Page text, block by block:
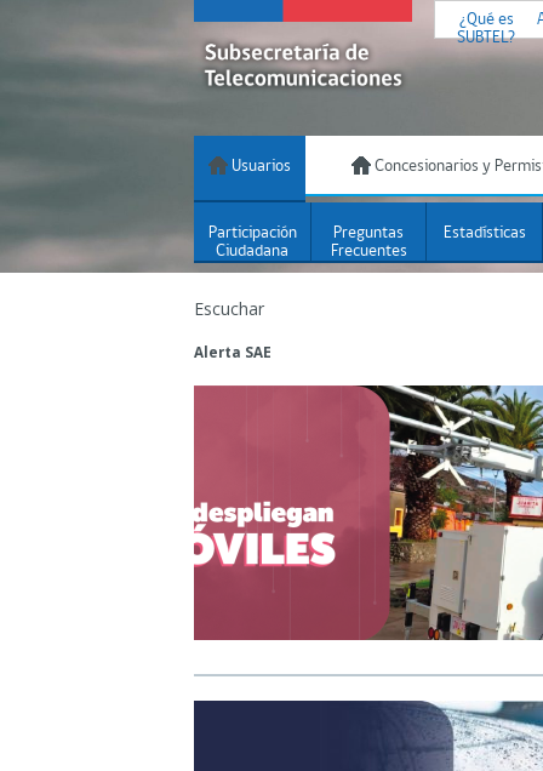
¿Qué es
SUBTEL?
Usuarios Concesionarios y
Participación
Ciudadana
Preguntas
Frecuentes
Estadísticas
Escuchar
Alerta SAE